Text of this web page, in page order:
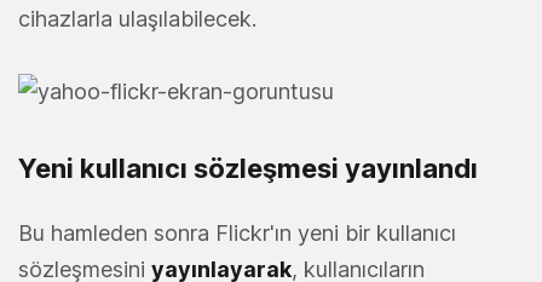
cihazlarla ulaşılabilecek.
Yeni kullanıcı sözleşmesi yayınlandı
Bu hamleden sonra Flickr'ın yeni bir kullanıcı
sözleşmesini yayınlayarak, kullanıcıların